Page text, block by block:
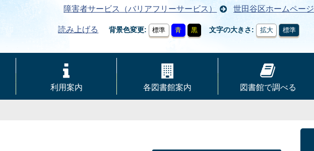
障害者サービス（バリアフリーサービス） 世田谷区ホームページ
読み上げる 背景色変更 標準 青 黒 文字の大きさ 拡大 標準
利用案内 各図書館案内 図書館で調べる